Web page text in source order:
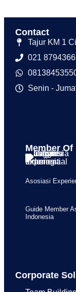
Corporate
Contact
Tajur KM 1
021
Senin -
Member Of
Asosiasi
Guide Member
Indonesia